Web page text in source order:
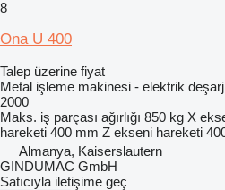
8
Ona U 400
Talep üzerine fiyat
Metal işleme makinesi - elektrik
2000
Maks. iş parçası ağırlığı 850 kg X
hareketi 400 mm Z ekseni hareketi
Almanya, Kaiserslautern
GINDUMAC GmbH
Satıcıyla iletişime geç